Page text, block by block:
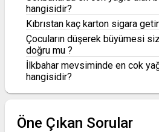
hangisidir?
Kıbrıstan kaç karton sigara
Çocuların düşerek büyümesi
doğru mu ?
İlkbahar mevsiminde en cok
hangisidir?
Öne Çıkan Sorular